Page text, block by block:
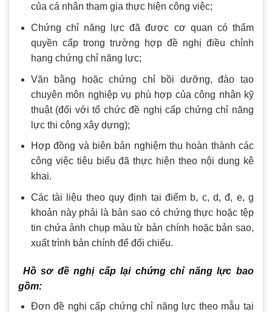
của cá nhân tham gia thực hiện công việc;
Chứng chỉ năng lực đã được cơ quan có thẩm
quyền cấp trong trường hợp đề nghị điều chỉnh
hạng chứng chỉ năng lực;
Văn bằng hoặc chứng chỉ bồi dưỡng, đào tạo
chuyên môn nghiệp vụ phù hợp của công nhân kỹ
thuật (đối với tổ chức đề nghị cấp chứng chỉ năng
lực thi công xây dựng);
Hợp đồng và biên bản nghiệm thu hoàn thành các
công việc tiêu biểu đã thực hiện theo nội dung kê
khai.
Các tài liệu theo quy định tại điểm b, c, d, đ, e, g
khoản này phải là bản sao có chứng thực hoặc tệp
tin chứa ảnh chụp màu từ bản chính hoặc bản sao,
xuất trình bản chính để đối chiếu.
Hồ sơ đề nghị cấp lại chứng chỉ năng lực bao
gồm:
Đơn đề nghị cấp chứng chỉ năng lực theo mẫu tại